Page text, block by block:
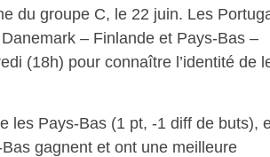
du groupe C, le 22 juin. Les
– Finlande et Pays-Bas –
(18h) pour connaître l’identité de
les Pays-Bas (1 pt, -1 diff de buts),
gagnent et ont une meilleure